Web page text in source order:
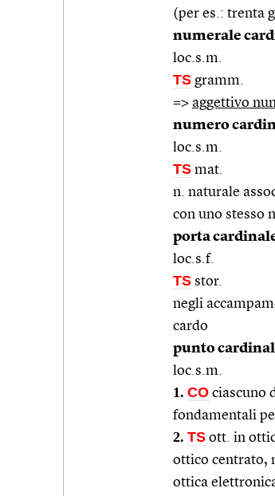
(per es.: trenta
numerale
loc.s.m.
TS gramm.
=> aggettivo
numero
loc.s.m.
TS mat.
n. naturale
con uno stesso
porta
loc.s.f.
TS stor.
negli
cardo
punto
loc.s.m.
1. CO ciascuno
fondamentali
2. TS ott. in
ottico centrato,
ottica